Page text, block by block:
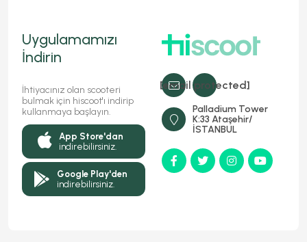
[email protected]
Palladium Tower
K:33 Ataşehir/
İSTANBUL
Uygulamamızı
İndirin
İhtiyacınız olan scooteri
bulmak için hiscoot'ı indirip
kullanmaya başlayın.
App Store'dan
indirebilirsiniz.
Google Play'den
indirebilirsiniz.